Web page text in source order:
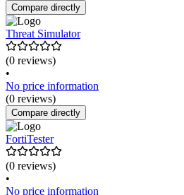
Compare directly
Threat Simulator
(0 reviews)
•
No price information
(0 reviews)
Compare directly
FortiTester
(0 reviews)
•
No price information